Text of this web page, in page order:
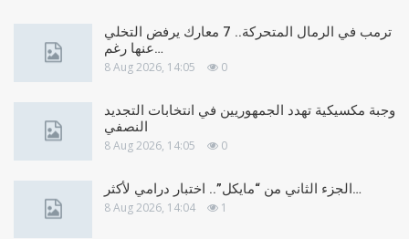
ترمب في الرمال المتحركة.. 7 معارك يرفض التخلي
عنها رغم…
8 Aug 2026, 14:05 0
وجبة مكسيكية تهدد الجمهوريين في انتخابات التجديد
النصفي
8 Aug 2026, 14:05 0
الجزء الثاني من “مايكل”.. اختبار درامي لأكثر…
8 Aug 2026, 14:04 1